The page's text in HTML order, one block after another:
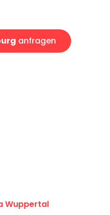
anfragen
Wuppertal